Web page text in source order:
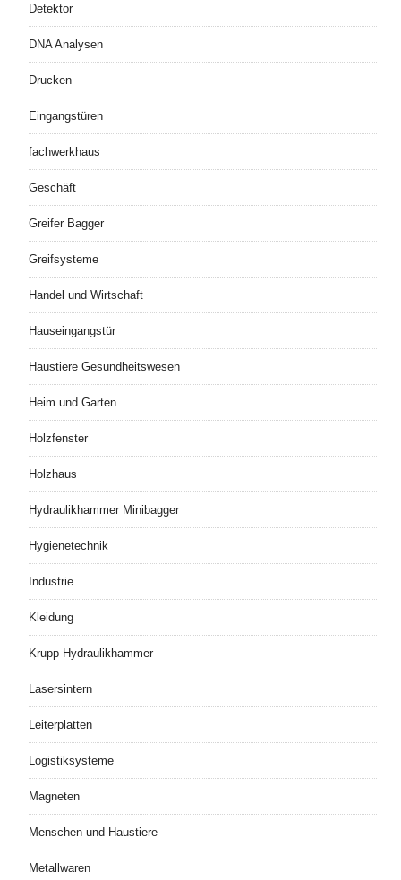
Detektor
DNA Analysen
Drucken
Eingangstüren
fachwerkhaus
Geschäft
Greifer Bagger
Greifsysteme
Handel und Wirtschaft
Hauseingangstür
Haustiere Gesundheitswesen
Heim und Garten
Holzfenster
Holzhaus
Hydraulikhammer Minibagger
Hygienetechnik
Industrie
Kleidung
Krupp Hydraulikhammer
Lasersintern
Leiterplatten
Logistiksysteme
Magneten
Menschen und Haustiere
Metallwaren